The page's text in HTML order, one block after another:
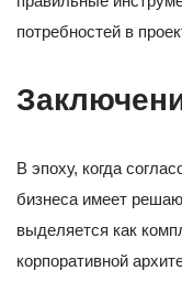
потребностей в
В эпоху, когда
бизнеса имеет
выделяется как
корпоративной